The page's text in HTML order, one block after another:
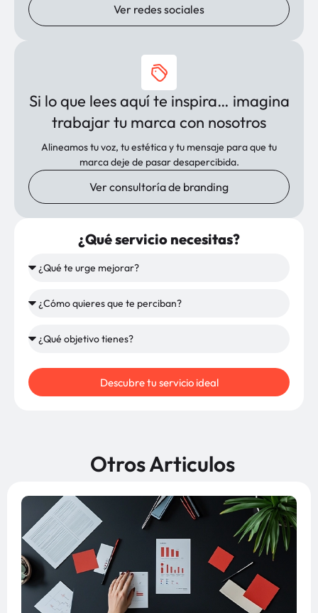
Ver redes sociales
Si lo que lees aquí te inspira… imagina
trabajar tu marca con nosotros
Alineamos tu voz, tu estética y tu mensaje para que tu
marca deje de pasar desapercibida.
Ver consultoría de branding
¿Qué servicio necesitas?
Descubre tu servicio ideal
Otros Articulos